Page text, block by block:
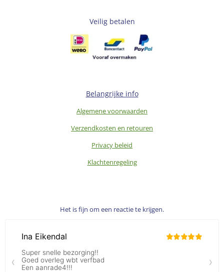
Veilig betalen
Belangrijke info
Algemene voorwaarden
Verzendkosten en retouren
Privacy beleid
Klachtenregeling
Het is fijn om een reactie te krijgen.